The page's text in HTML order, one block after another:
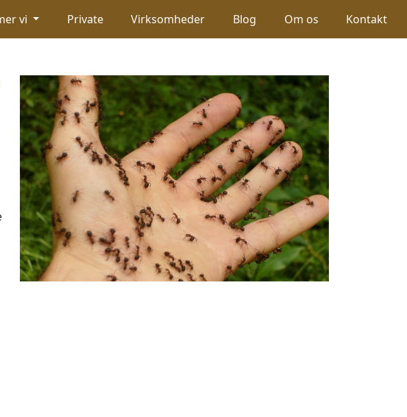
vi Private Virksomheder Blog Om os Kontakt